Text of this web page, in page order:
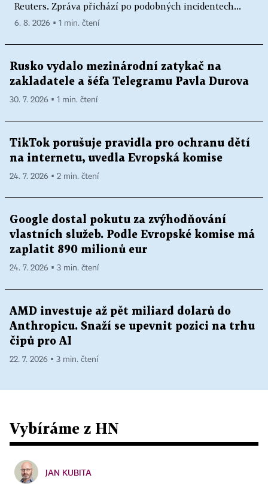
Reuters. Zpráva přichází po podobných incidentech...
6. 8. 2026 ▪ 1 min. čtení
Rusko vydalo mezinárodní zatykač na
zakladatele a šéfa Telegramu Pavla Durova
30. 7. 2026 ▪ 1 min. čtení
TikTok porušuje pravidla pro ochranu dětí
na internetu, uvedla Evropská komise
24. 7. 2026 ▪ 2 min. čtení
Google dostal pokutu za zvýhodňování
vlastních služeb. Podle Evropské komise má
zaplatit 890 milionů eur
24. 7. 2026 ▪ 3 min. čtení
AMD investuje až pět miliard dolarů do
Anthropicu. Snaží se upevnit pozici na trhu
čipů pro AI
22. 7. 2026 ▪ 3 min. čtení
Vybíráme z HN
JAN KUBITA